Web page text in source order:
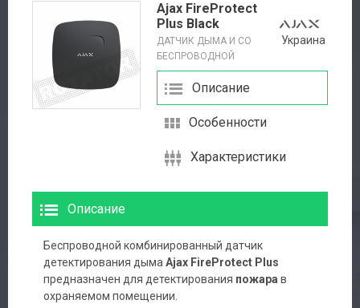
Ajax FireProtect
Plus Black
ДАТЧИК ДЫМА И CO
БЕСПРОВОДНОЙ
Украина
Описание
Особенности
Характеристики
Описание
Беспроводной комбинированный датчик
детектирования дыма Ajax FireProtect Plus
предназначен для детектирования пожара в
охраняемом помещении.